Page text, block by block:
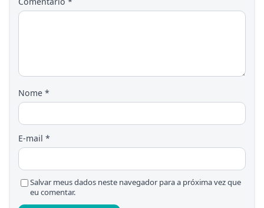
Nome *
E-mail *
Salvar meus dados neste navegador para a próxima vez que
eu comentar.